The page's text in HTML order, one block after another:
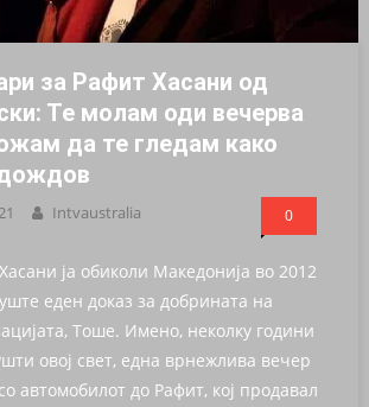
за Рафит Хасани од
Те молам оди вечерва
да те гледам како
Intvaustralia 0
ја обиколи Македонија во 2012
еден доказ за добрината на
Тоше. Имено, неколку години
овој свет, една врнежлива вечер
автомобилот до Рафит, кој продавал